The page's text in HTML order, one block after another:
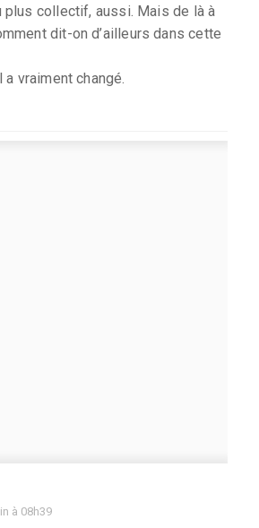
plus collectif, aussi. Mais de là à
dit-on d’ailleurs dans cette
vraiment changé.
à 08h39